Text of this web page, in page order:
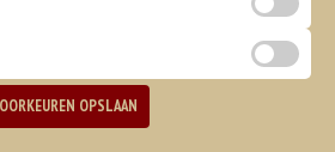
OPSLAAN